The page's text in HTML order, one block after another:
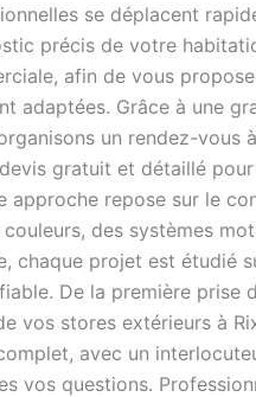
se déplacent
précis de votre
afin de vous
adaptées. Grâce à une
un rendez-vous
gratuit et détaillé
approche repose sur le
des systèmes
chaque projet est étudié
De la première prise
vos stores extérieurs à
avec un
vos questions.